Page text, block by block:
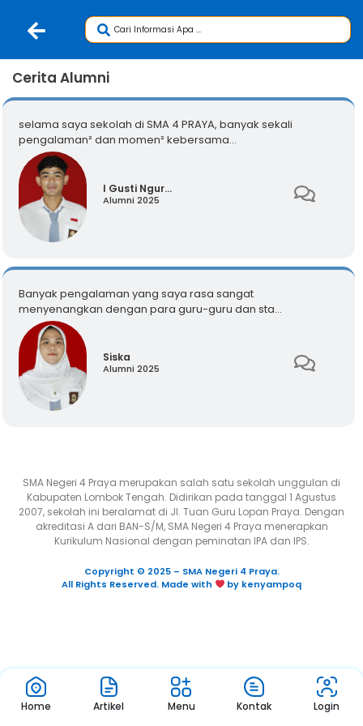
Cerita Alumni
selama saya sekolah di SMA 4 PRAYA, banyak sekali
pengalaman² dan momen² kebersama...
I Gusti Ngur...
Alumni 2025
Banyak pengalaman yang saya rasa sangat
menyenangkan dengan para guru-guru dan sta...
Siska
Alumni 2025
SMA Negeri 4 Praya merupakan salah satu sekolah unggulan di
Kabupaten Lombok Tengah. Didirikan pada tanggal 1 Agustus
2007, sekolah ini beralamat di Jl. Tuan Guru Lopan Praya. Dengan
akreditasi A dari BAN-S/M, SMA Negeri 4 Praya menerapkan
Kurikulum Nasional dengan peminatan IPA dan IPS.
Copyright © 2025 – SMA Negeri 4 Praya.
All Rights Reserved. Made with
by kenyampoq
Home Artikel Menu Kontak Login